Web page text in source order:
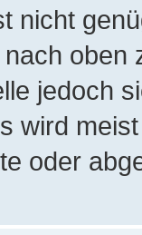
nicht
oben
jedoch
wird
oder